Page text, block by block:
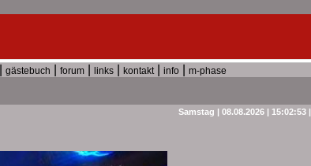
gästebuch forum| links| kontakt| info| m-phase
Samstag | 08.08.2026 | 15:02:53 |